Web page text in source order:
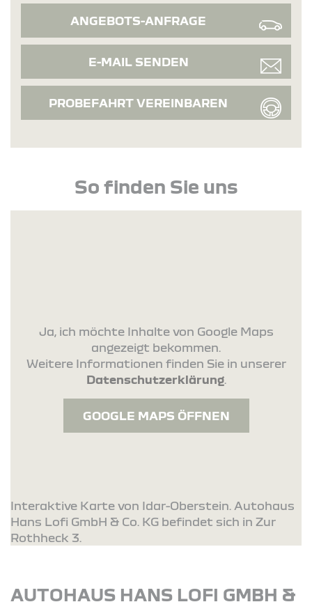
ANGEBOTS-ANFRAGE
E-MAIL SENDEN
PROBEFAHRT VEREINBAREN
So finden Sie uns
Ja, ich möchte Inhalte von Google Maps
angezeigt bekommen.
Weitere Informationen finden Sie in unserer
Datenschutzerklärung.
GOOGLE MAPS ÖFFNEN
Interaktive Karte von Idar-Oberstein. Autohaus
Hans Lofi GmbH & Co. KG befindet sich in Zur
Rothheck 3.
AUTOHAUS HANS LOFI GMBH &